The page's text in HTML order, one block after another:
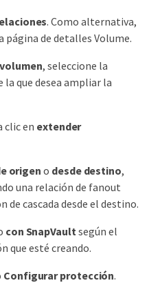
. Como alternativa,
página de detalles Volume.
, seleccione la
la que desea ampliar la
clic en extender
origen o desde destino,
una relación de fanout
de cascada desde el destino.
con SnapVault según el
que esté creando.
Configurar protección.